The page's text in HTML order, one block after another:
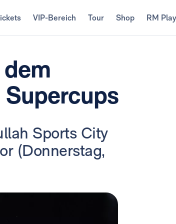
VIP-Bereich Tour Shop RM Play
Sports City
(Donnerstag,